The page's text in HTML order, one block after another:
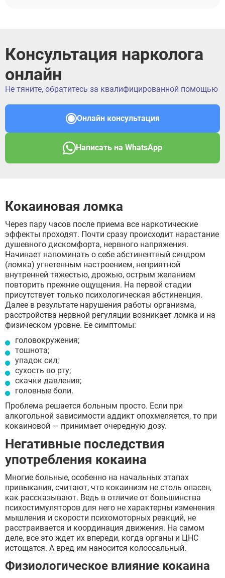
Консультация нарколога
онлайн
Не тяните, обратитесь за квалифицированной помощью
Онлайн консультация
Написать на WhatsApp
Кокаиновая ломка
Через пару часов после приема все наркотические
эффекты проходят. Почти сразу происходит нарастание
душевного дискомфорта, нервного напряжения.
Начинает напоминать о себе абстинентный синдром
(ломка) угнетенным настроением, неприятной
внутренней тяжестью, дрожью, острым желанием
повторить прежние ощущения. На первой стадии
присутствует только психологическая абстиненция.
Далее в результате нарушения работы организма,
расстройства нервной регуляции возникает ломка и на
физическом уровне. Ее симптомы:
головокружения;
тошнота;
упадок сил;
сухость во рту;
скачки давления;
головные боли.
Проблема решается больным просто. Если при
алкогольной зависимости аддикт опохмеляется, то при
кокаиновой — принимает очередную дозу.
Негативные последствия
употребления кокаина
Многие больные, особенно на начальных этапах
привыкания, считают, что кокаинизм не столь опасен,
как рассказывают. Ведь в отличие от большинства
психостимуляторов для него не характерны изменения
мышления и скорости психомоторных реакций, не
расстраивается и координация движения. На самом
деле, все это ждет их впереди, когда органы и ЦНС
истощатся. А вред им наносится колоссальный.
Физиологическое влияние кокаина